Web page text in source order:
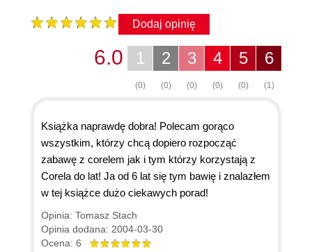
Dodaj opinię
6
(1)
5
(0)
4
(0)
3
(0)
2
(0)
1
(0)
6.0
Książka naprawdę dobra! Polecam gorąco
wszystkim, którzy chcą dopiero rozpocząć
zabawę z corelem jak i tym którzy korzystają z
Corela do lat! Ja od 6 lat się tym bawię i znalazłem
w tej książce dużo ciekawych porad!
Opinia: Tomasz Stach
Opinia dodana: 2004-03-30
Ocena: 6